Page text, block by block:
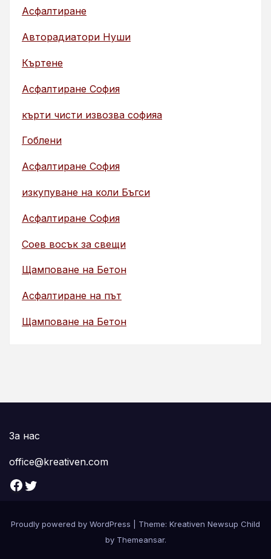
Асфалтиране
Авторадиатори Нуши
Къртене
Асфалтиране София
кърти чисти извозва софияа
Гоблени
Асфалтиране София
изкупуване на коли Бъгси
Асфалтиране София
Соев восък за свещи
Щамповане на Бетон
Асфалтиране на път
Щамповане на Бетон
За нас
office@kreativen.com
Facebook Twitter
Proudly powered by WordPress
Theme: Kreativen Newsup Child
by Themeansar.